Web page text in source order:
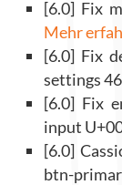
[6.0] Fix
Mehr
[6.0] Fix
settings
[6.0] Fix
input
[6.0]
btn-